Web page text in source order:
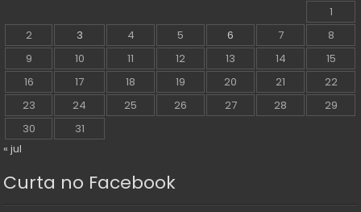
1
2
3 4 5 6 7
8
9
10 11 12 13 14
15
16
17 18 19 20 21
22
23
24 25 26 27 28
29
30
31
« jul
Curta no Facebook